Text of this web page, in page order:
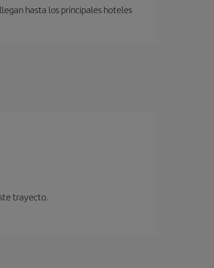
hasta los principales hoteles
trayecto.